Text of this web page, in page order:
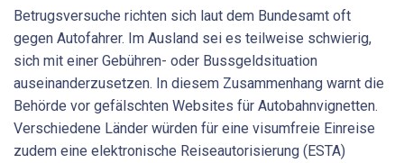
Betrugsversuche richten sich laut dem Bundesamt oft
gegen Autofahrer. Im Ausland sei es teilweise schwierig,
sich mit einer Gebühren- oder Bussgeldsituation
auseinanderzusetzen. In diesem Zusammenhang warnt die
Behörde vor gefälschten Websites für Autobahnvignetten.
Verschiedene Länder würden für eine visumfreie Einreise
zudem eine elektronische Reiseautorisierung (ESTA)